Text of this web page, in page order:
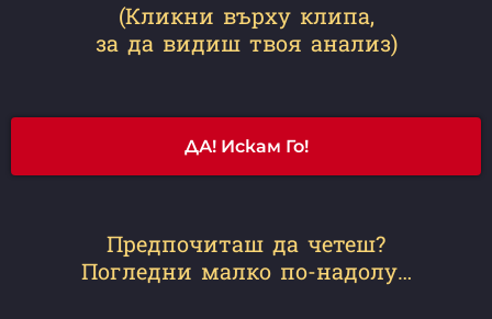
(Кликни върху клипа,
за да видиш твоя анализ)
ДА! Искам Го!
Предпочиташ да четеш?
Погледни малко по-надолу…